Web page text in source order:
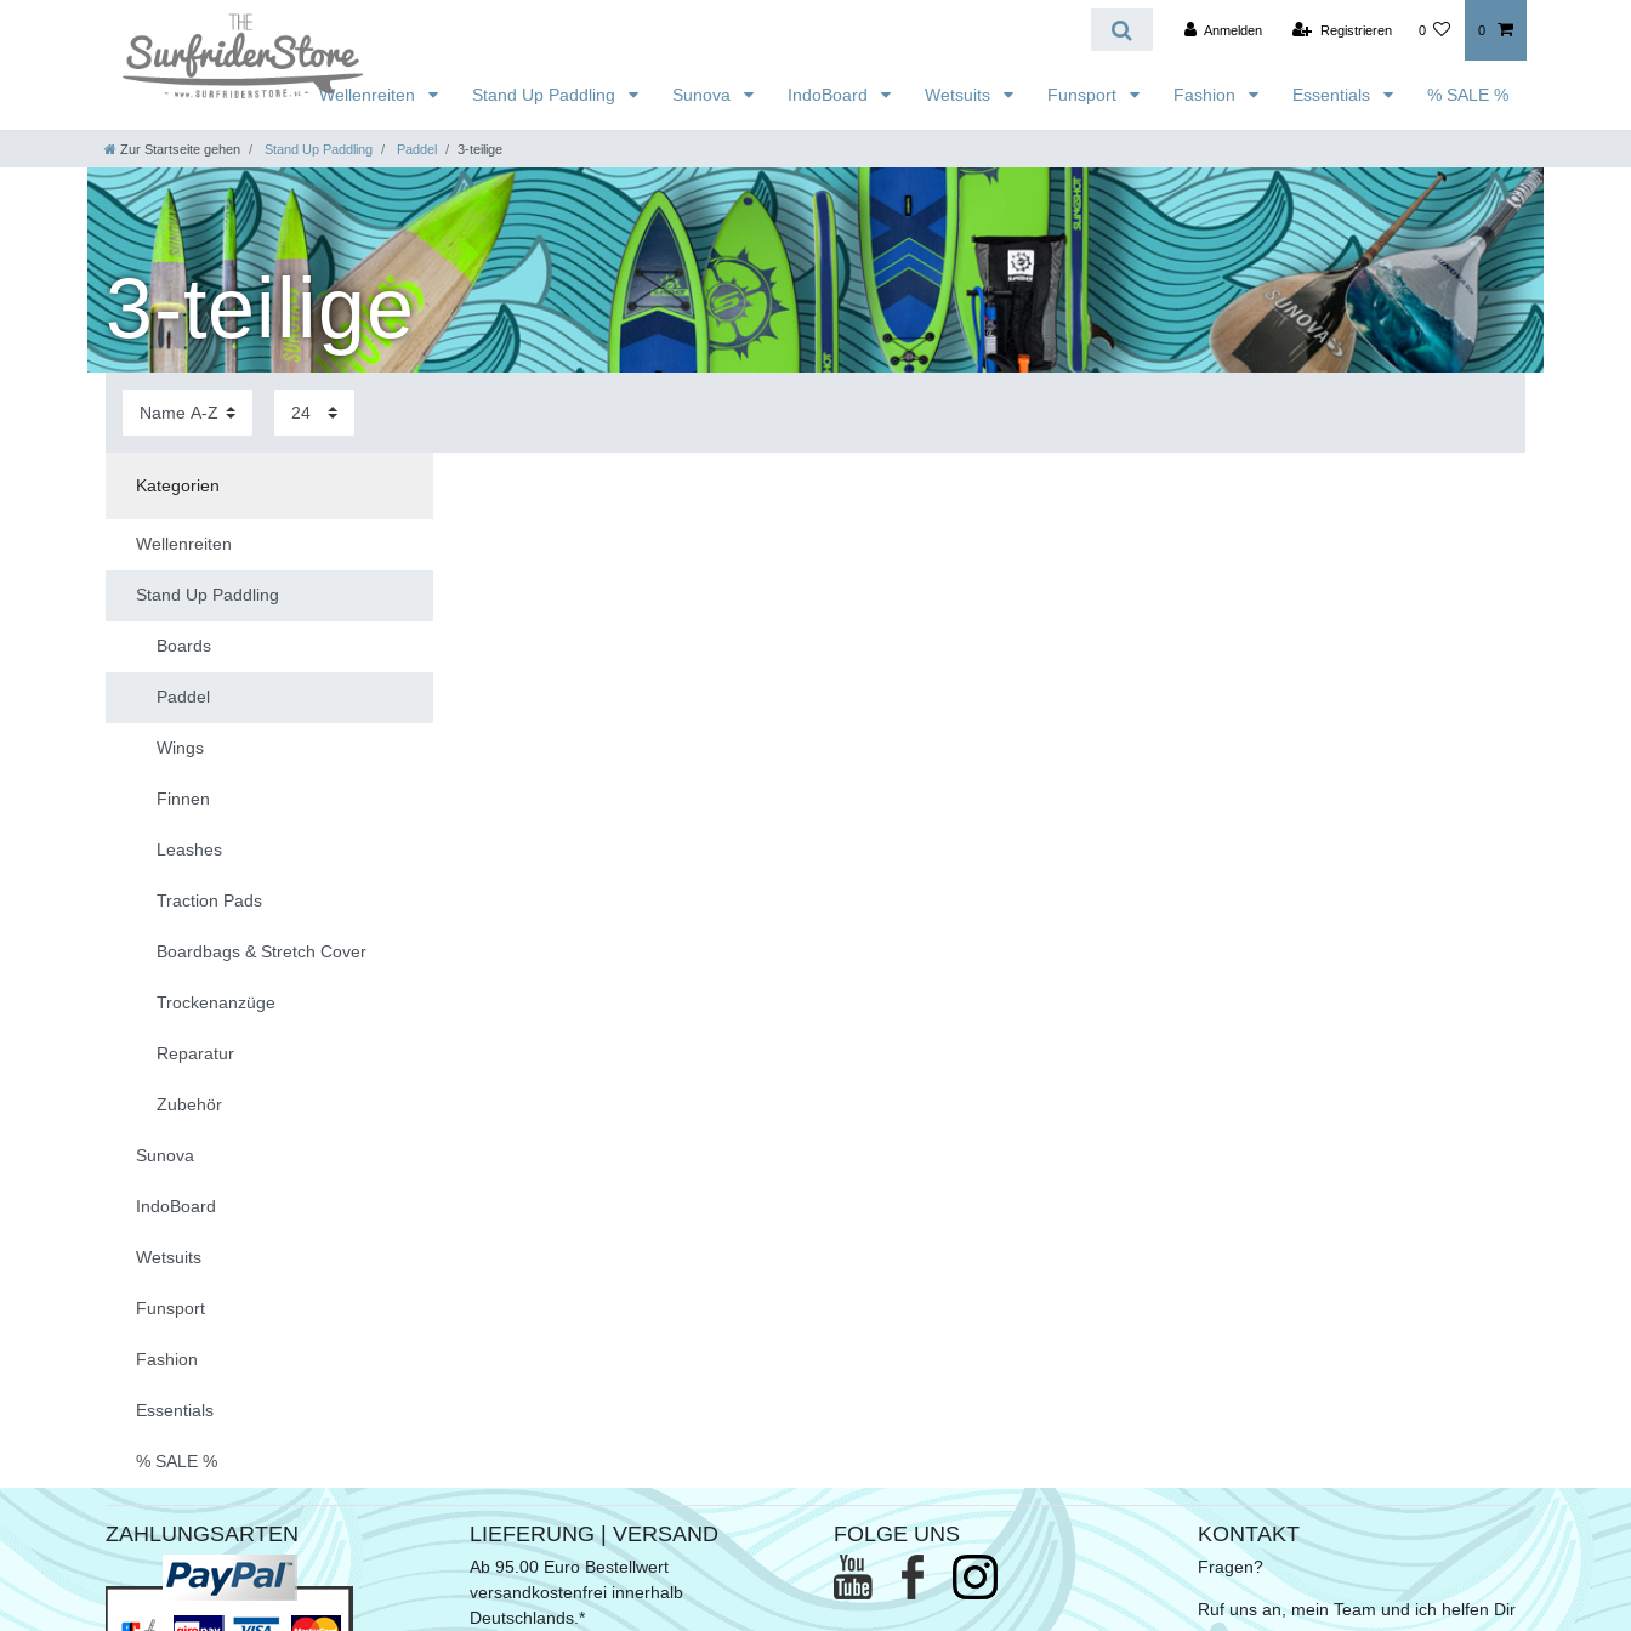
Anmelden Registrieren 0 0
Wellenreiten Stand Up Paddling Sunova IndoBoard Wetsuits Funsport Fashion Essentials % SALE %
Zur Startseite gehen Stand Up Paddling Paddel 3-teilige
3-teilige
Kategorien
Wellenreiten
Stand Up Paddling
Boards
Paddel
Wings
Finnen
Leashes
Traction Pads
Boardbags & Stretch Cover
Trockenanzüge
Reparatur
Zubehör
Sunova
IndoBoard
Wetsuits
Funsport
Fashion
Essentials
% SALE %
ZAHLUNGSARTEN LIEFERUNG | VERSAND
Ab 95.00 Euro Bestellwert
versandkostenfrei innerhalb
Deutschlands.*
FOLGE UNS KONTAKT
Fragen?
Ruf uns an, mein Team und ich helfen Dir